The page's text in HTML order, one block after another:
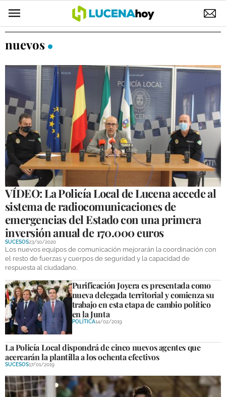
ELECCIONES
SUCESOS
ECONOMÍA
DESARROLLO LOCAL
LUCENA EMPRESAS
OCIO
COFRADÍAS
DEPORTES
COMPETICIONES
OPINIÓN
VENTANA CIUDADANA
PROVINCIA
SUBBÉTICA HOY
nuevos
VÍDEO: La Policía Local de Lucena accede al
sistema de radiocomunicaciones de
emergencias del Estado con una primera
inversión anual de 170.000 euros
SUCESOS23/10/2020
Los nuevos equipos de comunicación mejorarán la coordinación con
el resto de fuerzas y cuerpos de seguridad y la capacidad de
respuesta al ciudadano.
Purificación Joyera es presentada como
nueva delegada territorial y comienza su
trabajo en esta etapa de cambio político
en la Junta
POLÍTICA14/02/2019
La Policía Local dispondrá de cinco nuevos agentes que
acercarán la plantilla a los ochenta efectivos
SUCESOS17/01/2019